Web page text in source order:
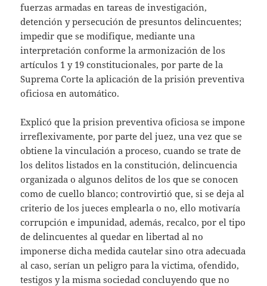
fuerzas armadas en tareas de investigación,
detención y persecución de presuntos delincuentes;
impedir que se modifique, mediante una
interpretación conforme la armonización de los
artículos 1 y 19 constitucionales, por parte de la
Suprema Corte la aplicación de la prisión preventiva
oficiosa en automático.
Explicó que la prision preventiva oficiosa se impone
irreflexivamente, por parte del juez, una vez que se
obtiene la vinculación a proceso, cuando se trate de
los delitos listados en la constitución, delincuencia
organizada o algunos delitos de los que se conocen
como de cuello blanco; controvirtió que, si se deja al
criterio de los jueces emplearla o no, ello motivaría
corrupción e impunidad, además, recalco, por el tipo
de delincuentes al quedar en libertad al no
imponerse dicha medida cautelar sino otra adecuada
al caso, serían un peligro para la victima, ofendido,
testigos y la misma sociedad concluyendo que no